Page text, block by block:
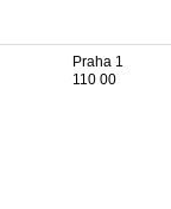
Praha 1
110 00